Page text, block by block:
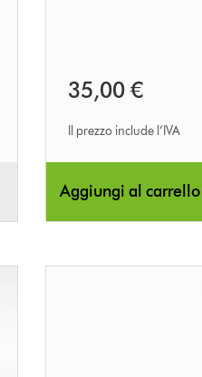
35,00 €
Il prezzo include l’IVA
Aggiungi al carrello